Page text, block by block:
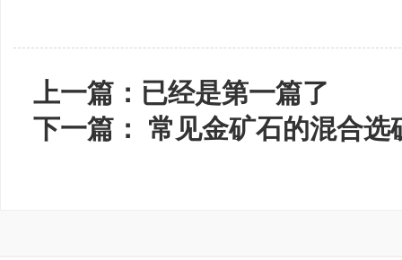
上一篇：已经是第一篇了
下一篇： 常见金矿石的混合选